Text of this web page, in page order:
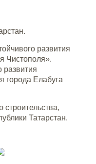
развития
Чистополя».
развития
города Елабуга
строительства,
Татарстан.